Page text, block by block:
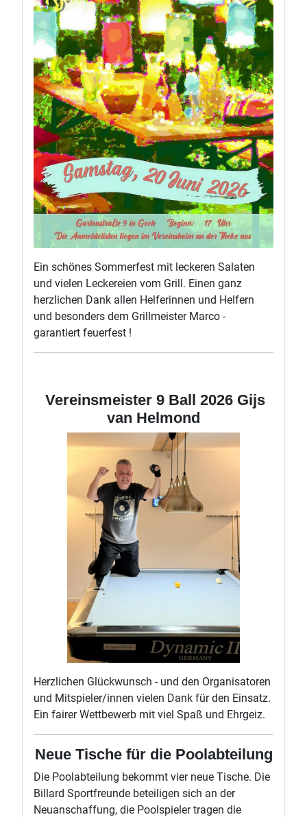
Ein schönes Sommerfest mit leckeren Salaten
und vielen Leckereien vom Grill. Einen ganz
herzlichen Dank allen Helferinnen und Helfern
und besonders dem Grillmeister Marco -
garantiert feuerfest !
Vereinsmeister 9 Ball 2026 Gijs
van Helmond
Herzlichen Glückwunsch - und den Organisatoren
und Mitspieler/innen vielen Dank für den Einsatz.
Ein fairer Wettbewerb mit viel Spaß und Ehrgeiz.
Neue Tische für die Poolabteilung
Die Poolabteilung bekommt vier neue Tische. Die
Billard Sportfreunde beteiligen sich an der
Neuanschaffung, die Poolspieler tragen die